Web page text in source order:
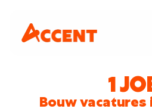
1
Bouw vacatures